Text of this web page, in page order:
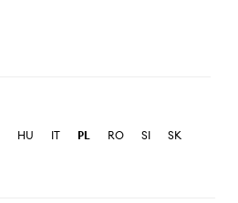
HU IT PL RO SI
SK